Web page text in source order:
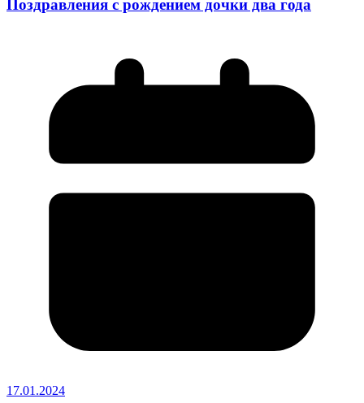
Поздравления с рождением дочки два года
17.01.2024